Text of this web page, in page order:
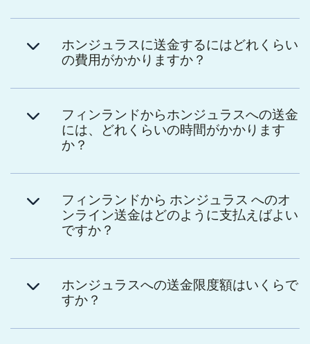
ホンジュラスに送金するにはどれくらい
の費用がかかりますか？
フィンランドからホンジュラスへの送金
には、どれくらいの時間がかかります
か？
フィンランドから ホンジュラス へのオ
ンライン送金はどのように支払えばよい
ですか？
ホンジュラスへの送金限度額はいくらで
すか？